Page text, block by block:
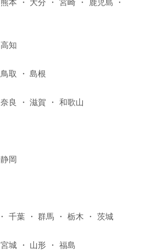
熊本 大分 宮崎
鹿児島
高知
鳥取
島根
奈良 滋賀
和歌山
静岡
千葉 群馬 栃木
茨城
宮城 山形
福島